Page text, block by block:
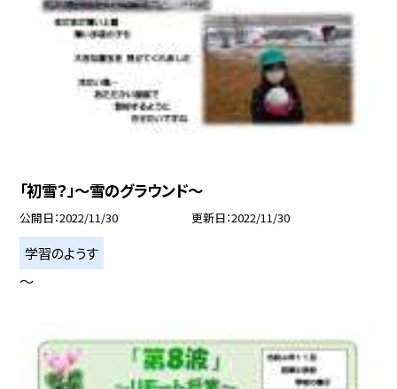
「初雪？」〜雪のグラウンド〜
公開日 2022/11/30 更新日 2022/11/30
学習のようす
〜